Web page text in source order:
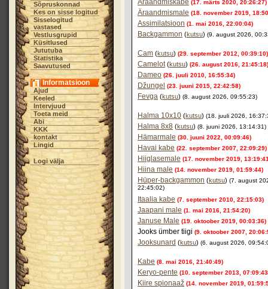
Sõpruskonnad
Kes on sisse logitud
Sisselogitud
vastased
Vestlusgrupid
Küsitlused
Jututuba
Statistika
Saavutused
Informatsioon
Ajud
Keeled
Intervjuud
Toeta meid
Abi
KKK
kontakt
Lingid
Logi välja
Äraandmiskabe (17. märts 2020, 20:26:27)
Äraandmismale (18. november 2019,
Assimilatsioon (1. mai 2016, 22:00:04)
Backgammon (kutsu) (9. august 2026,
Cam (kutsu) (29. september 2012, 00:39:10)
Camelot (kutsu) (26. august 2016, 21:45:18)
Dameo (26. juuli 2010, 16:55:34)
Džungel (23. juuni 2015, 22:42:58)
Fevga (kutsu) (8. august 2026, 09:55:23)
Halma 10x10 (kutsu) (18. juuli 2026,
Halma 8x8 (kutsu) (8. juuni 2026, 13:14:31)
Hämarmale (30. juuni 2022, 00:09:46)
Havai kabe (22. september 2007, 22:09:29)
Hiiglasemale (17. november 2019,
Hiina male (14. november 2019, 01:59:44)
Hüper-backgammon (kutsu) (7. august
22:45:02)
Itaalia kabe (7. september 2010, 22:15:03)
Jaapani male (1. mai 2016, 21:54:20)
Januse Male (19. oktoober 2019, 00:03:36)
Jooks ümber tiigi (9. oktoober 2007,
Jooksunard (kutsu) (6. august 2026,
Kabe (8. mai 2016, 21:40:49)
Keryo-pente (10. september 2013,
Kiire spionaaž (14. november 2019,